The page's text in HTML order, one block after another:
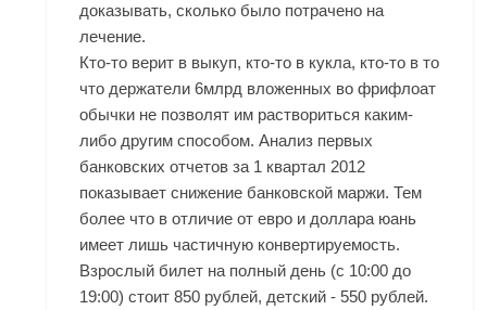
доказывать, сколько было потрачено на
лечение.
Кто-то верит в выкуп, кто-то в кукла, кто-то в то
что держатели 6млрд вложенных во фрифлоат
обычки не позволят им раствориться каким-
либо другим способом. Анализ первых
банковских отчетов за 1 квартал 2012
показывает снижение банковской маржи. Тем
более что в отличие от евро и доллара юань
имеет лишь частичную конвертируемость.
Взрослый билет на полный день (с 10:00 до
19:00) стоит 850 рублей, детский - 550 рублей.